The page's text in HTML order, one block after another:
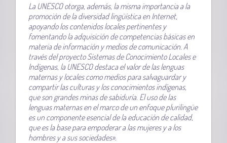
La UNESCO otorga, además, la misma importancia a la
promoción de la diversidad lingüística en Internet,
apoyando los contenidos locales pertinentes y
fomentando la adquisición de competencias básicas en
materia de información y medios de comunicación. A
través del proyecto Sistemas de Conocimiento Locales e
Indígenas, la UNESCO destaca el valor de las lenguas
maternas y locales como medios para salvaguardar y
compartir las culturas y los conocimientos indígenas,
que son grandes minas de sabiduría. El uso de las
lenguas maternas en el marco de un enfoque plurilingüe
es un componente esencial de la educación de calidad,
que es la base para empoderar a las mujeres y a los
hombres y a sus sociedades».